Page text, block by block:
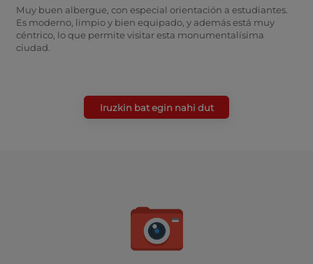
Muy buen albergue, con especial orientación a estudiantes.
Es moderno, limpio y bien equipado, y además está muy
céntrico, lo que permite visitar esta monumentalísima
ciudad.
Iruzkin bat egin nahi dut